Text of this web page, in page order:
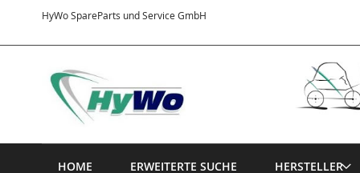
HyWo SpareParts und Service GmbH
Inhalt
HOME ERWEITERTE SUCHE HERSTELLER